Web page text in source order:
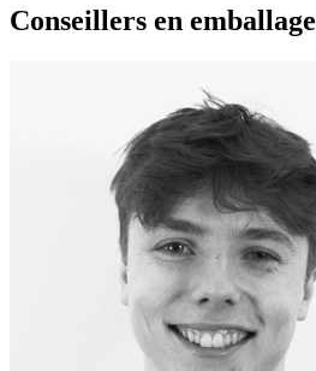
Conseillers en emballage